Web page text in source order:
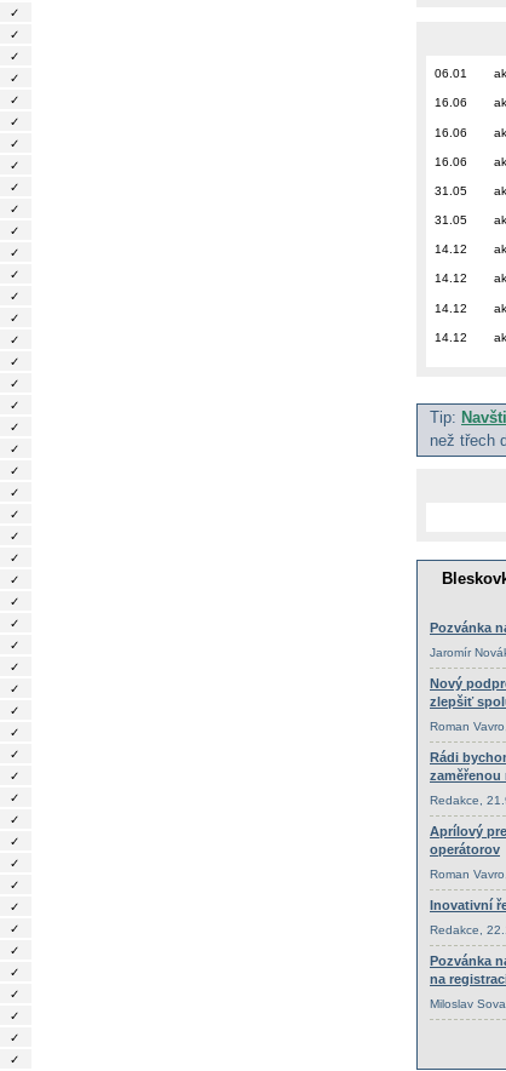
✓
✓
✓
✓
✓
✓
✓
✓
✓
✓
✓
✓
✓
✓
✓
✓
✓
✓
✓
✓
✓
✓
✓
✓
✓
✓
✓
✓
✓
✓
✓
✓
✓
✓
✓
✓
✓
✓
✓
✓
✓
✓
✓
✓
✓
✓
✓
✓
✓
06.01
16.06
16.06
16.06
31.05
31.05
14.12
14.12
14.12
14.12
Tip:
než třech